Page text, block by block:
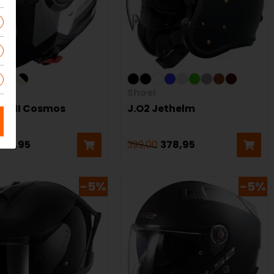
II Cosmos
150,95
J.O2 Jethelm
399,00 378,95
-5% -5%